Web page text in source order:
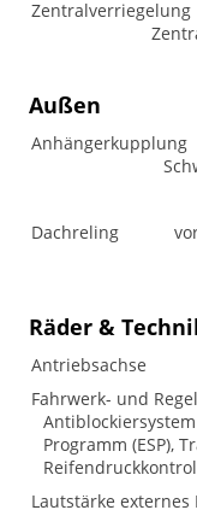
Zentralverriegelung
Außen
Anhängerkupplung
Dachreling
Räder &
Antriebsachse
Fahrwerk- und
Programm (ESP),
Lautstärke